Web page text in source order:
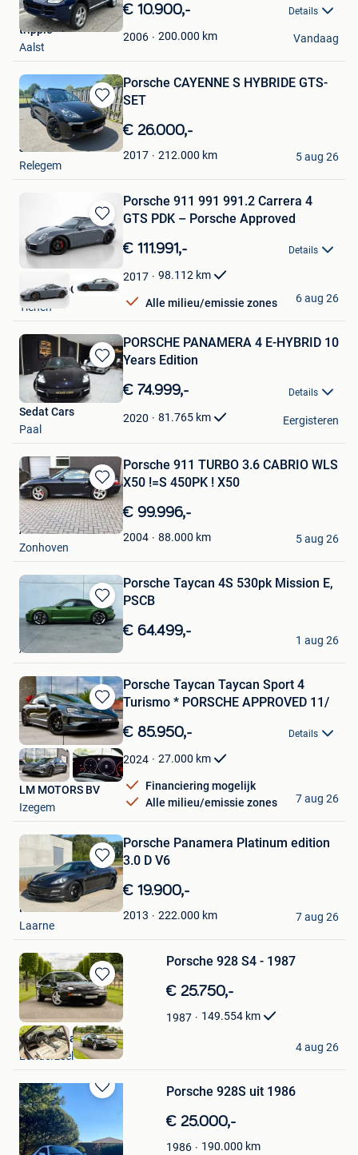
in
Mijn
Favorieten
€ 10.900,- Details
2006 200.000 km
tripple
Aalst
Vandaag
Bewaren
in
Mijn
Favorieten
Porsche CAYENNE S HYBRIDE GTS-
SET
€ 26.000,-
2017 212.000 km
Julian
Relegem
5 aug 26
Bewaren
in
Favorieten
Porsche 911 991 991.2 Carrera 4
GTS PDK – Porsche Approved
€ 111.991,- Details
2017 98.112 km
Alle milieu/emissie zones
BEST BUDGET CAR
Tienen
6 aug 26
Bewaren
in
Mijn
Favorieten
PORSCHE PANAMERA 4 E-HYBRID 10
Years Edition
€ 74.999,- Details
2020 81.765 km
Sedat Cars
Paal
Eergisteren
Bewaren
in
Mijn
Favorieten
Porsche 911 TURBO 3.6 CABRIO WLS
X50 !=S 450PK ! X50
€ 99.996,-
2004 88.000 km
ACC
Zonhoven
5 aug 26
Bewaren
in
Favorieten
Porsche Taycan 4S 530pk Mission E,
PSCB
€ 64.499,-
Sepa
Assenede
1 aug 26
Bewaren
in
Mijn
Favorieten
Porsche Taycan Taycan Sport 4
Turismo * PORSCHE APPROVED 11/
€ 85.950,- Details
2024 27.000 km
Financiering mogelijk
Alle milieu/emissie zones
LM MOTORS BV
Izegem
7 aug 26
Bewaren
in
Mijn
Favorieten
Porsche Panamera Platinum edition
3.0 D V6
€ 19.900,-
2013 222.000 km
Ramont Axl
Laarne
7 aug 26
Bewaren
in
Mijn
Favorieten
Porsche 928 S4 - 1987
€ 25.750,-
1987 149.554 km
Vintage Garage
Londerzeel
4 aug 26
Bewaren
Favorieten
Porsche 928S uit 1986
€ 25.000,-
1986 190.000 km